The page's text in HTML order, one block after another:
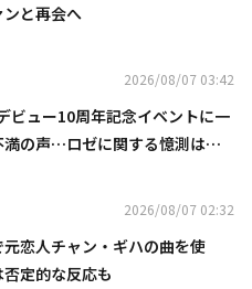
と再会へ
2026/08/07 03:42
ビュー10周年記念イベントに一
満の声…ロゼに関する憶測は否
2026/08/07 02:32
恋人チャン・ギハの曲を使
定的な反応も